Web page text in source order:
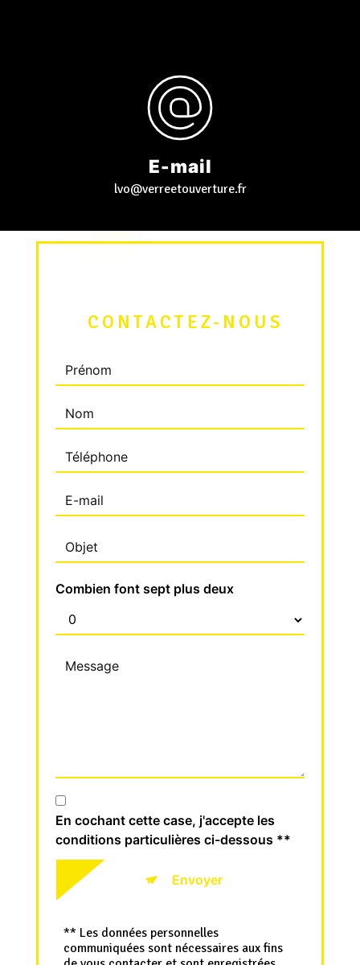
E-mail
lvo@verreetouverture.fr
CONTACTEZ-NOUS
Combien font sept plus deux
En cochant cette case, j'accepte les
conditions particulières ci-dessous **
Envoyer
** Les données personnelles
communiquées sont nécessaires aux fins